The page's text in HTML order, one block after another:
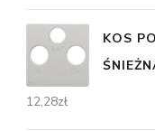
KOS
12,28zł